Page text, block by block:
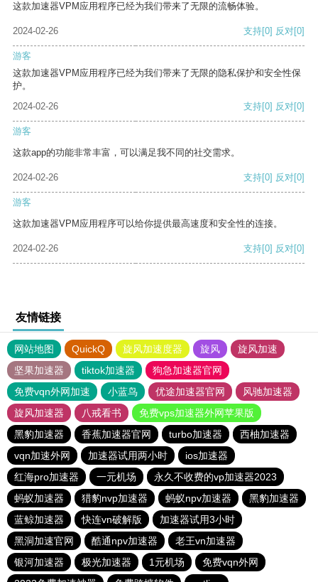
这款加速器VPM应用程序已经为我们带来了无限的流畅体验。
2024-02-26 支持[0] 反对[0]
游客
这款加速器VPM应用程序已经为我们带来了无限的隐私保护和安全性保
护。
2024-02-26
支持[0] 反对[0]
游客
这款app的功能非常丰富，可以满足我不同的社交需求。
2024-02-26 支持[0] 反对[0]
游客
这款加速器VPM应用程序可以给你提供最高速度和安全性的连接。
2024-02-26 支持[0] 反对[0]
友情链接
网站地图 QuickQ 旋风加速度器 旋风
旋风加速
坚果加速器
tiktok加速器
狗急加速器官网
免费vqn外网加速
小蓝鸟 优途加速器官网
风驰加速器
旋风加速器
八戒看书
免费vps加速器外网苹果版
黑豹加速器
香蕉加速器官网 turbo加速器
西柚加速器
vqn加速外网
加速器试用两小时
ios加速器
红海pro加速器
一元机场
永久不收费的vp加速器2023
蚂蚁加速器
猎豹nvp加速器 蚂蚁npv加速器
黑豹加速器
蓝鲸加速器
快连vn破解版
加速器试用3小时
黑洞加速官网
酷通npv加速器
老王vn加速器
银河加速器
极光加速器 1元机场
免费vqn外网